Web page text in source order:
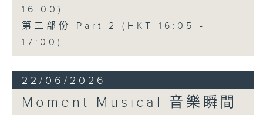
16:00)
第二部份 Part 2 (HKT 16:05 -
17:00)
22/06/2026
Moment Musical 音樂瞬間